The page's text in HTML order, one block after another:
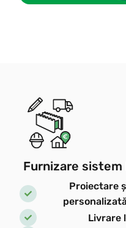
Furnizare sistem
Proiectare
Livrare